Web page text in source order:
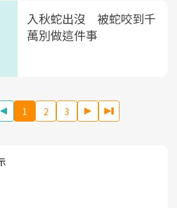
入秋蛇出沒 被蛇咬到千
萬別做這件事
1 2 3